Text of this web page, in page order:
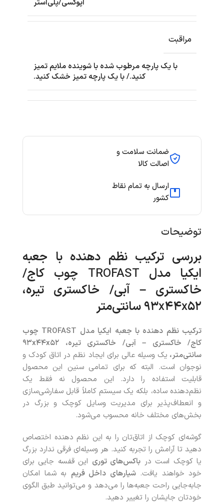
ضمانت سلامت و
اصالت کالا
ارسال به تمام نقاط
کشور
توضیحات
بررسی ترکیب نظم‌ دهنده با جعبه‌
ایکیا مدل TROFAST چوب کاج/
خاکستری– آبی/ خاکستری تیره،
۹۳x۴۴x۵۲ سانتی‌متر
ترکیب نظم‌ دهنده با جعبه‌ ایکیا مدل TROFAST چوب
کاج/ خاکستری – آبی/ خاکستری تیره، ۹۳x۴۴x۵۲
سانتی‌متر، یک وسیله عالی برای ایجاد نظم در اتاق کودک و
نوجوان است. البته که برای تمامی سنین این محصول
قابلیت استفاده را دارد. این محصول نه فقط یک
نظم‌دهنده ساده، بلکه یک سیستم کاملاً قابل سفارشی‌سازی
و انعطاف‌پذیر برای مدیریت وسایل کوچک و بزرگ در
بخش‌های مختلف خانه محسوب می‌شود.
گوشه‌ای کوچک از اتاق‌تان را به این نظم دهنده اختصاص
دهید تا آرامش را تجربه کنید. هر وسیله‌ای فرقی ندارد بزرگ
یا کوچک است در باکس‌های توری این قفسه جایی برای
خود خواهند یافت.شیارهای داخل فریم به شما امکان
جابه‌جایی راحت جعبه‌ها را می‌دهد و می‌توانید طبق الگوی
خودتان جایشان را تغییر دهید.
اپوکسی/پلی‌استر
مراقبت
با یک پارچه مرطوب شده با شوینده ملایم تمیز
کنید./ با یک پارچه تمیز خشک کنید.